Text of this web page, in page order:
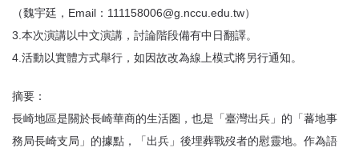
（魏宇廷，Email：111158006@g.nccu.edu.tw）
3.本次演講以中文演講，討論階段備有中日翻譯。
4.活動以實體方式舉行，如因故改為線上模式將另行通知。
摘要：
長崎地區是關於長崎華商的生活圏，也是「臺灣出兵」的「蕃地事
務局長崎支局」的據點，「出兵」後埋葬戰歿者的慰靈地。作為語